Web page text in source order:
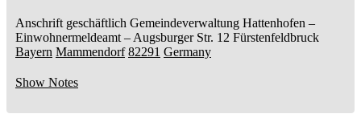
Anschrift geschäftlich Gemeindeverwaltung Hattenhofen –
Einwohnermeldeamt – Augsburger Str. 12 Fürstenfeldbruck
Bayern Mammendorf 82291 Germany
Show Notes